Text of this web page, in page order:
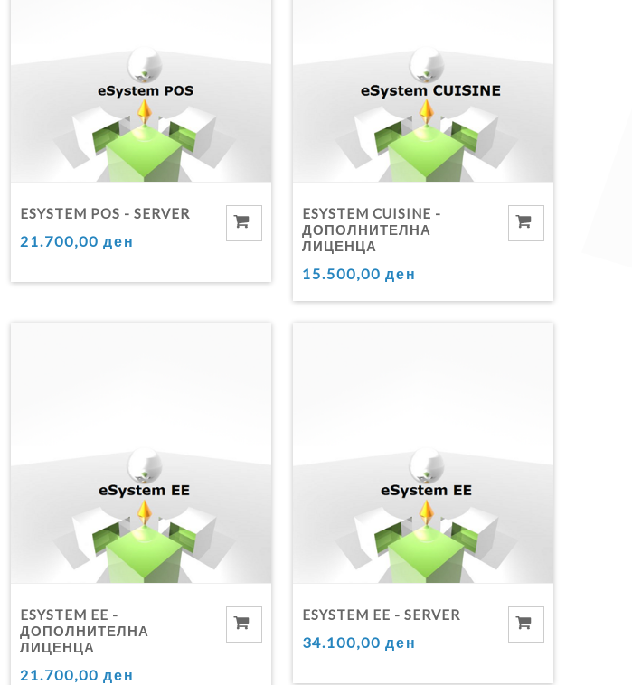
ESYSTEM POS - SERVER
21.700,00 ден
ESYSTEM CUISINE -
ДОПОЛНИТЕЛНА
ЛИЦЕНЦА
15.500,00 ден
ESYSTEM EE -
ДОПОЛНИТЕЛНА
ЛИЦЕНЦА
21.700,00 ден
ESYSTEM EE - SERVER
34.100,00 ден